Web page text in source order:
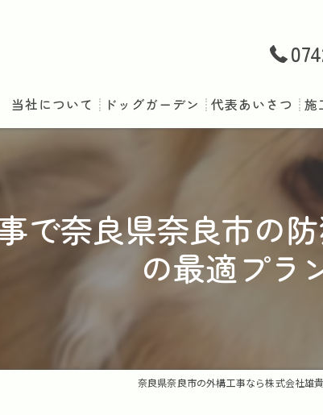
ドッグガーデン
当社について 代表あいさつ 施
で奈良県奈良市の
の最適プラ
奈良県奈良市の外構工事なら株式会社雄